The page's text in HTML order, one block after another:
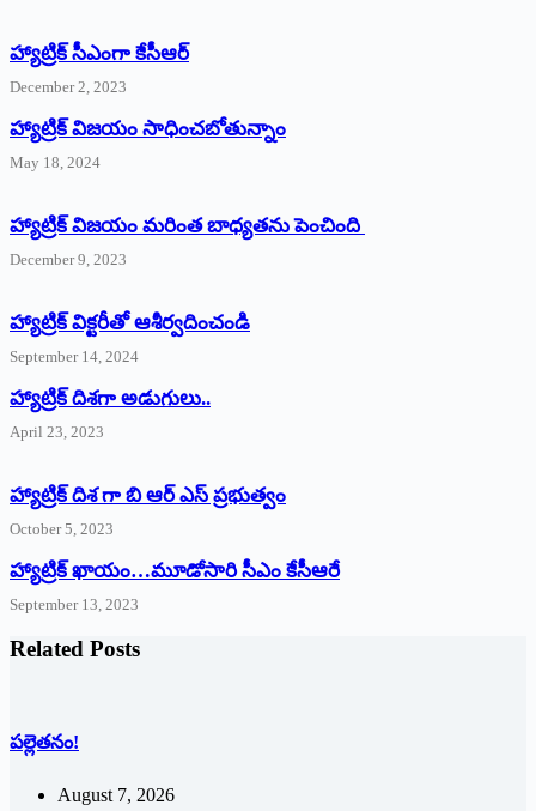
హ్యాట్రిక్‌ ‌సీఎంగా కేసీఆర్‌
December 2, 2023
హ్యాట్రిక్‌ విజయం సాధించబోతున్నాం
May 18, 2024
హ్యాట్రిక్ విజయం మరింత బాధ్యతను పెంచింది
December 9, 2023
హ్యాట్రిక్‌ ‌విక్టరీతో ఆశీర్వదించండి
September 14, 2024
‌హ్యాట్రిక్‌ ‌దిశగా అడుగులు..
April 23, 2023
హ్యాట్రిక్ దిశ గా బి ఆర్ ఎస్ ప్రభుత్వం
October 5, 2023
హ్యాట్రిక్‌ ‌ఖాయం…మూడోసారి సీఎం కేసీఆరే
September 13, 2023
Related Posts
పల్లెతనం!
August 7, 2026